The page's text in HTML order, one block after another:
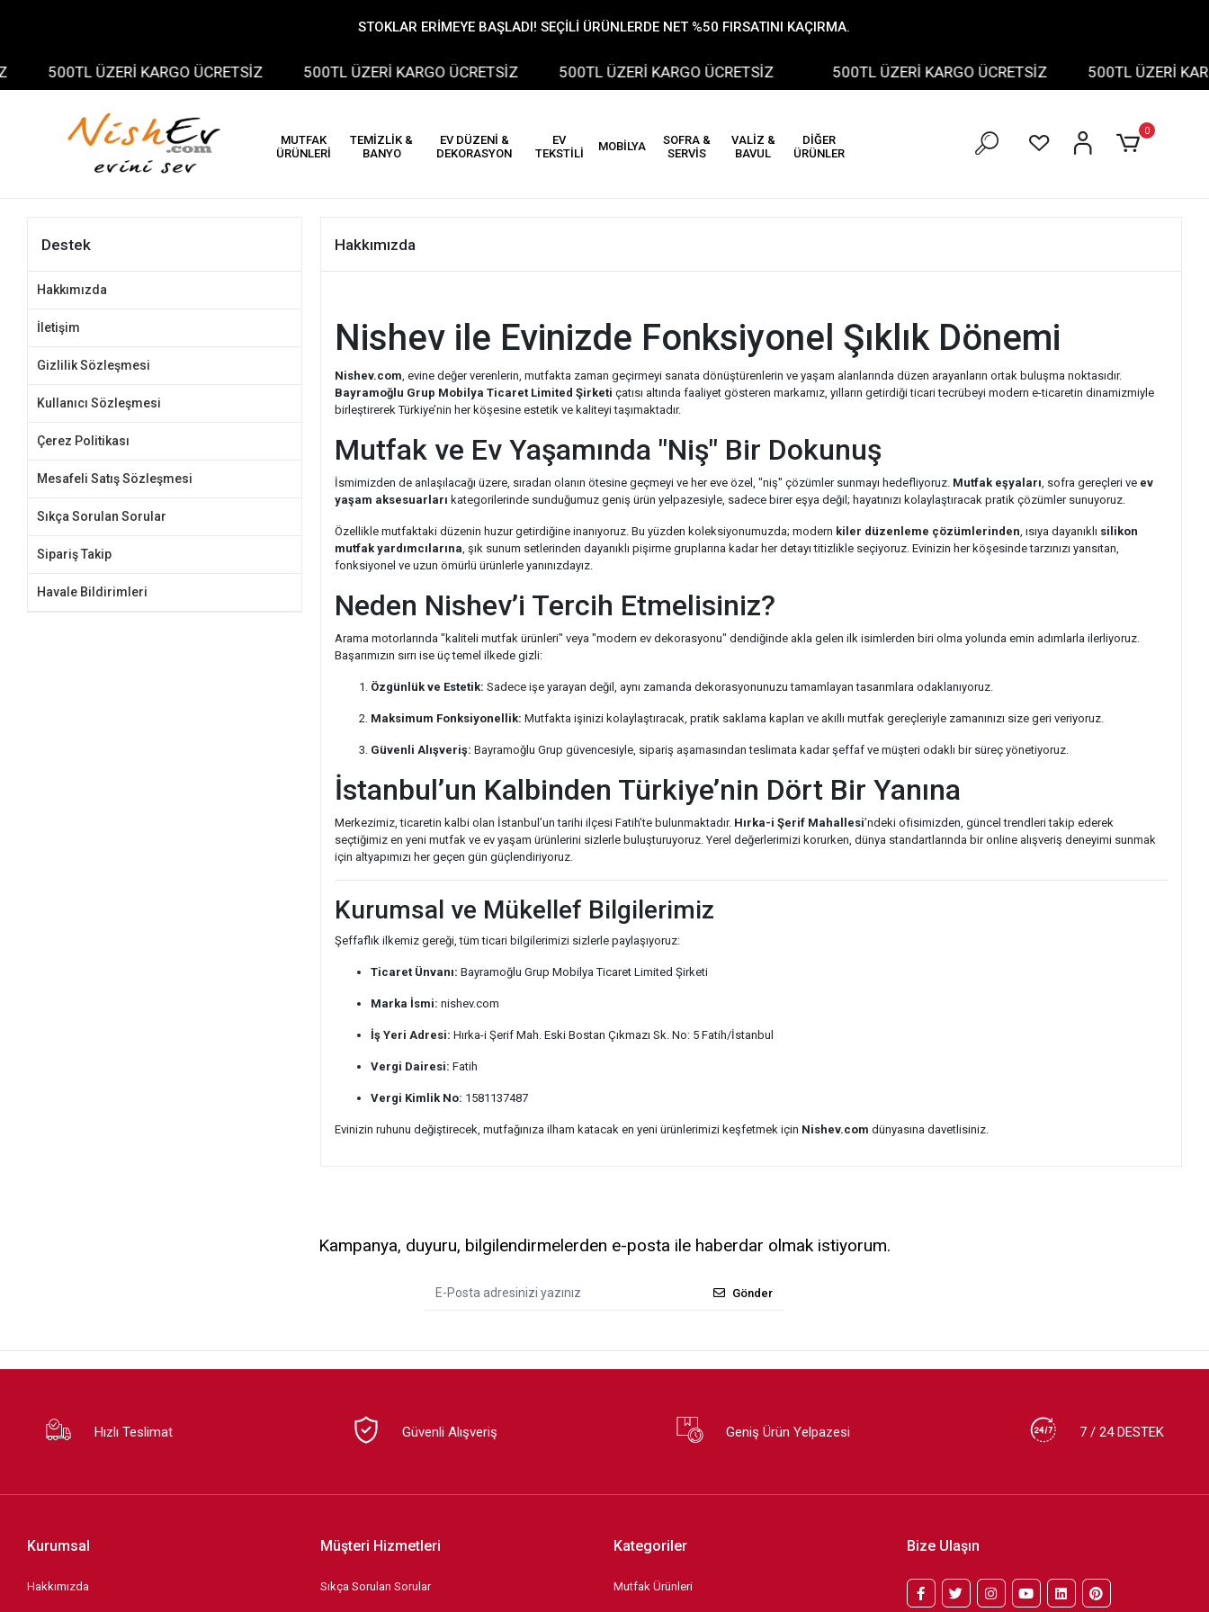
STOKLAR ERİMEYE BAŞLADI! SEÇİLİ ÜRÜNLERDE NET %50 FIRSATINI KAÇIRMA.
500TL ÜZERİ KARGO ÜCRETSİZ 500TL ÜZERİ KARGO ÜCRETSİZ 500TL ÜZERİ KARGO ÜCRETSİZ 500TL ÜZERİ KARGO ÜCRETSİZ 500TL ÜZERİ
MUTFAK
ÜRÜNLERİ
TEMİZLİK &
BANYO
EV DÜZENİ &
DEKORASYON
EV
TEKSTİLİ
MOBİLYA
SOFRA &
SERVİS
VALİZ &
BAVUL
DİĞER
ÜRÜNLER
0
Destek
Hakkımızda
İletişim
Gizlilik Sözleşmesi
Kullanıcı Sözleşmesi
Çerez Politikası
Mesafeli Satış Sözleşmesi
Sıkça Sorulan Sorular
Sipariş Takip
Havale Bildirimleri
Hakkımızda
Nishev ile Evinizde Fonksiyonel Şıklık Dönemi
Nishev.com, evine değer verenlerin, mutfakta zaman geçirmeyi sanata dönüştürenlerin ve yaşam alanlarında düzen arayanların ortak buluşma noktasıdır.
Bayramoğlu Grup Mobilya Ticaret Limited Şirketi çatısı altında faaliyet gösteren markamız, yılların getirdiği ticari tecrübeyi modern e-ticaretin dinamizmiyle
birleştirerek Türkiye’nin her köşesine estetik ve kaliteyi taşımaktadır.
Mutfak ve Ev Yaşamında "Niş" Bir Dokunuş
İsmimizden de anlaşılacağı üzere, sıradan olanın ötesine geçmeyi ve her eve özel, "niş" çözümler sunmayı hedefliyoruz. Mutfak eşyaları, sofra gereçleri ve ev
yaşam aksesuarları kategorilerinde sunduğumuz geniş ürün yelpazesiyle, sadece birer eşya değil; hayatınızı kolaylaştıracak pratik çözümler sunuyoruz.
Özellikle mutfaktaki düzenin huzur getirdiğine inanıyoruz. Bu yüzden koleksiyonumuzda; modern kiler düzenleme çözümlerinden, ısıya dayanıklı silikon
mutfak yardımcılarına, şık sunum setlerinden dayanıklı pişirme gruplarına kadar her detayı titizlikle seçiyoruz. Evinizin her köşesinde tarzınızı yansıtan,
fonksiyonel ve uzun ömürlü ürünlerle yanınızdayız.
Neden Nishev’i Tercih Etmelisiniz?
Arama motorlarında "kaliteli mutfak ürünleri" veya "modern ev dekorasyonu" dendiğinde akla gelen ilk isimlerden biri olma yolunda emin adımlarla ilerliyoruz.
Başarımızın sırrı ise üç temel ilkede gizli:
Özgünlük ve Estetik: Sadece işe yarayan değil, aynı zamanda dekorasyonunuzu tamamlayan tasarımlara odaklanıyoruz.
Maksimum Fonksiyonellik: Mutfakta işinizi kolaylaştıracak, pratik saklama kapları ve akıllı mutfak gereçleriyle zamanınızı size geri veriyoruz.
Güvenli Alışveriş: Bayramoğlu Grup güvencesiyle, sipariş aşamasından teslimata kadar şeffaf ve müşteri odaklı bir süreç yönetiyoruz.
İstanbul’un Kalbinden Türkiye’nin Dört Bir Yanına
Merkezimiz, ticaretin kalbi olan İstanbul’un tarihi ilçesi Fatih’te bulunmaktadır. Hırka-i Şerif Mahallesi’ndeki ofisimizden, güncel trendleri takip ederek
seçtiğimiz en yeni mutfak ve ev yaşam ürünlerini sizlerle buluşturuyoruz. Yerel değerlerimizi korurken, dünya standartlarında bir online alışveriş deneyimi sunmak
için altyapımızı her geçen gün güçlendiriyoruz.
Kurumsal ve Mükellef Bilgilerimiz
Şeffaflık ilkemiz gereği, tüm ticari bilgilerimizi sizlerle paylaşıyoruz:
Ticaret Ünvanı: Bayramoğlu Grup Mobilya Ticaret Limited Şirketi
Marka İsmi: nishev.com
İş Yeri Adresi: Hırka-i Şerif Mah. Eski Bostan Çıkmazı Sk. No: 5 Fatih/İstanbul
Vergi Dairesi: Fatih
Vergi Kimlik No: 1581137487
Evinizin ruhunu değiştirecek, mutfağınıza ilham katacak en yeni ürünlerimizi keşfetmek için Nishev.com dünyasına davetlisiniz.
Kampanya, duyuru, bilgilendirmelerden e-posta ile haberdar olmak istiyorum.
Gönder
Hızlı Teslimat Güvenli Alışveriş Geniş Ürün Yelpazesi 7 / 24 DESTEK
Kurumsal
Hakkımızda
Müşteri Hizmetleri
Sıkça Sorulan Sorular
Kategoriler
Mutfak Ürünleri
Bize Ulaşın